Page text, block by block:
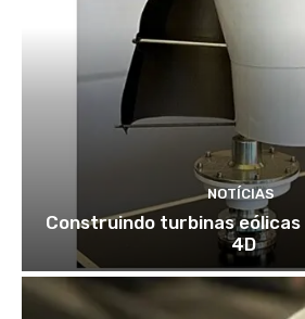
NOTÍCIAS
Construindo turbinas
4D